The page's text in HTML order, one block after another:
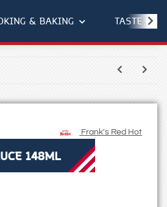
& BAKING TASTE OF
Frank's Red Hot
148ML